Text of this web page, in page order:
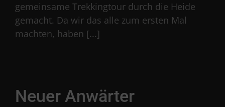
gemeinsame Trekkingtour durch die Heide
gemacht. Da wir das alle zum ersten Mal
machten, haben [...]
Neuer Anwärter